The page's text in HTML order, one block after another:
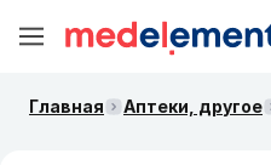
Главная Аптеки, другое